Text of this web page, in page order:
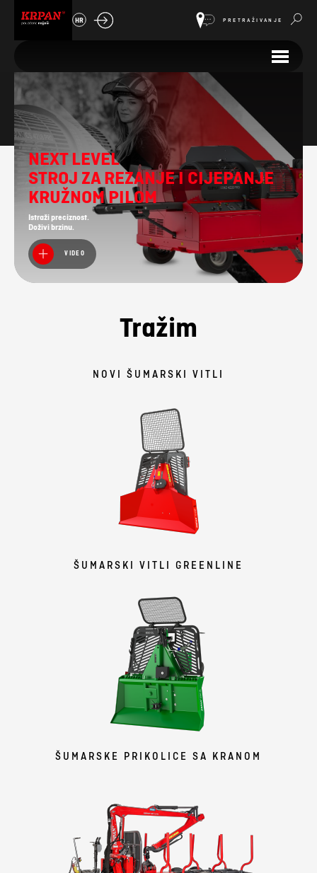
HR PRETRAŽIVANJE
Vitli Krpan
NEXT LEVEL
STROJ ZA REZANJE I CIJEPANJE
KRUŽNOM PILOM
Istraži preciznost.
Doživi brzinu.
VIDEO
Tražim
NOVI ŠUMARSKI VITLI
ŠUMARSKI VITLI GREENLINE
ŠUMARSKE PRIKOLICE SA KRANOM